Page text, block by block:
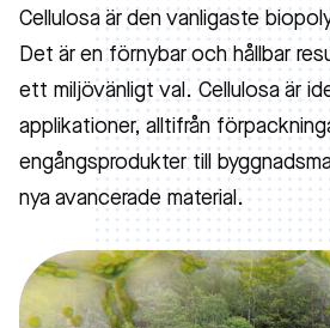
AKTUELLT
OM OSS
KONTAKTA OSS
JOBBA HOS OSS
Cellulosa är den vanligaste
Det är en förnybar och hållbar
ett miljövänligt val. Cellulosa är
applikationer, alltifrån
engångsprodukter till
nya avancerade material.